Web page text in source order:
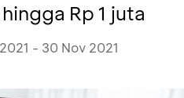
Rp 1 juta
- 30 Nov 2021